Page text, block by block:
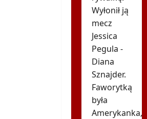
Wyłonił ją
mecz
Jessica
Pegula -
Diana
Sznajder.
Faworytką
była
Amerykanka,